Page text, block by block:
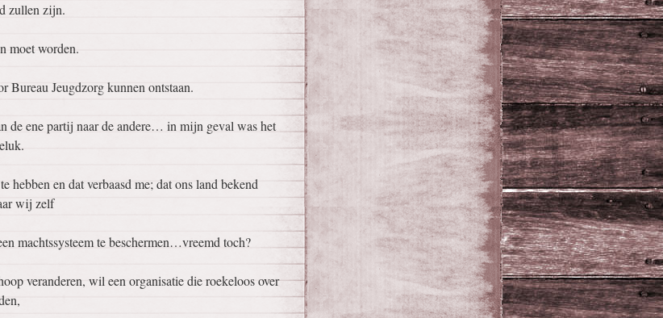
zullen zijn.
moet worden.
Jeugdzorg kunnen ontstaan.
de ene partij naar de andere… in mijn geval was het
en dat verbaasd me; dat ons land bekend
wij zelf
machtssysteem te beschermen…vreemd toch?
veranderen, wil een organisatie die roekeloos over